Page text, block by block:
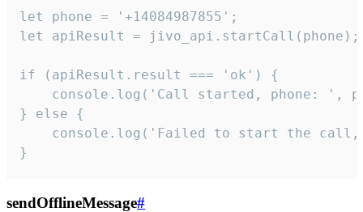
let phone = '+14084987855';
let apiResult = jivo_api.startCall(phone);
if (apiResult.result === 'ok') {
console.log('Call started, phone: ',
} else {
console.log('Failed to start the
}
sendOfflineMessage#